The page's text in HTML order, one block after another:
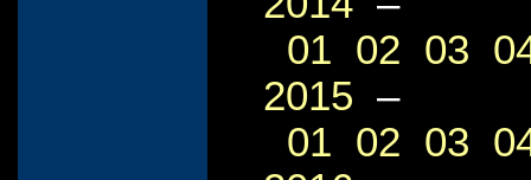
01 02 03
2015 –
01 02 03